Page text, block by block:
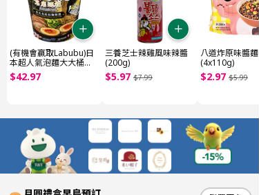
(有機會贏取Labubu)日
本超人氣泡麵大大桶
(~1.85kg)
$42.97
三養芝士辣雞風味辣醬
(200g)
$5.97 $7.99
八道炸原味醬麵
(4x110g)
$2.97 $5.99